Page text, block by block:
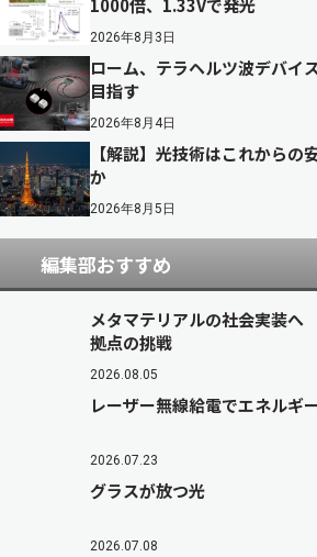
1000倍、1.33Vで発光
2026年8月3日
ローム、テラヘルツ波デバ
目指す
2026年8月4日
【解説】光技術はこれからの
か
2026年8月5日
編集部おすすめ
メタマテリアルの社会実装
拠点の挑戦
2026.08.05
レーザー無線給電でエネルギ
2026.07.23
グラスが放つ光
2026.07.08